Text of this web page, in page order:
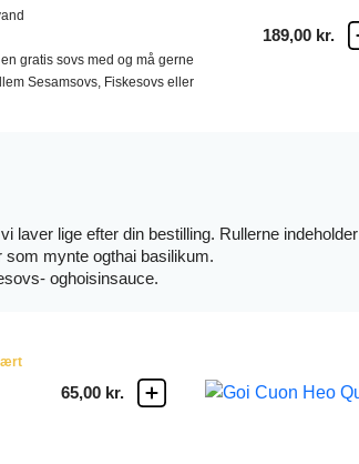
gratis sovs med og må gerne
Sesamsovs, Fiskesovs eller
189,00 kr.
laver lige efter din bestilling. Rullerne
mynte ogthai basilikum.
oghoisinsauce.
65,00 kr.